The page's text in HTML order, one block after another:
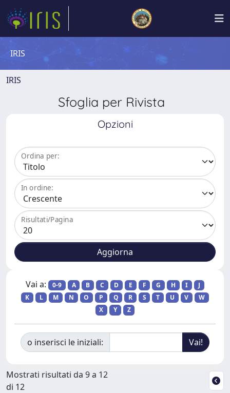
IRIS
IRIS
Sfoglia per Rivista
Opzioni
Ordina per:
In ordine:
Risultati/Pagina
Vai a: 0-9 A B C D E F G H I
J
K
L M N O P Q R S T U V
W
X
Y Z
o inserisci le iniziali:
Mostrati risultati da 9 a 12
di 12